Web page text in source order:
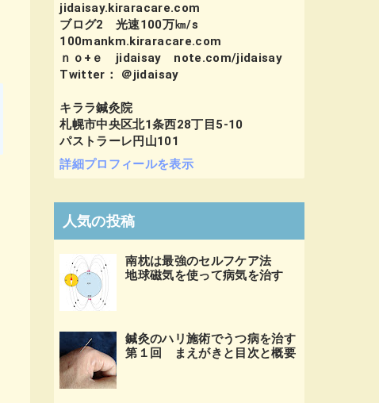
jidaisay.kiraracare.com
ブログ2 光速100万㎞/s
100mankm.kiraracare.com
ｎｏ+ｅ jidaisay note.com/jidaisay
Twitter： ＠jidaisay
キララ鍼灸院
札幌市中央区北1条西28丁目5-10
パストラーレ円山101
詳細プロフィールを表示
人気の投稿
南枕は最強のセルフケア法
地球磁気を使って病気を治す
鍼灸のハリ施術でうつ病を治す
第１回 まえがきと目次と概要